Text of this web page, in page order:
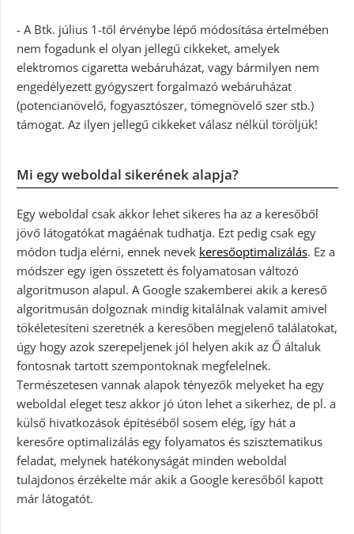
- A Btk. július 1-től érvénybe lépő módosítása értelmében
nem fogadunk el olyan jellegű cikkeket, amelyek
elektromos cigaretta webáruházat, vagy bármilyen nem
engedélyezett gyógyszert forgalmazó webáruházat
(potencianövelő, fogyasztószer, tömegnövelő szer stb.)
támogat. Az ilyen jellegű cikkeket válasz nélkül töröljük!
Mi egy weboldal sikerének alapja?
Egy weboldal csak akkor lehet sikeres ha az a keresőből
jövő látogatókat magáénak tudhatja. Ezt pedig csak egy
módon tudja elérni, ennek nevek keresőoptimalizálás. Ez a
módszer egy igen összetett és folyamatosan változó
algoritmuson alapul. A Google szakemberei akik a kereső
algoritmusán dolgoznak mindig kitalálnak valamit amivel
tökéletesíteni szeretnék a keresőben megjelenő találatokat,
úgy hogy azok szerepeljenek jól helyen akik az Ő általuk
fontosnak tartott szempontoknak megfelelnek.
Természetesen vannak alapok tényezők melyeket ha egy
weboldal eleget tesz akkor jó úton lehet a sikerhez, de pl. a
külső hivatkozások építéséből sosem elég, így hát a
keresőre optimalizálás egy folyamatos és szisztematikus
feladat, melynek hatékonyságát minden weboldal
tulajdonos érzékelte már akik a Google keresőből kapott
már látogatót.